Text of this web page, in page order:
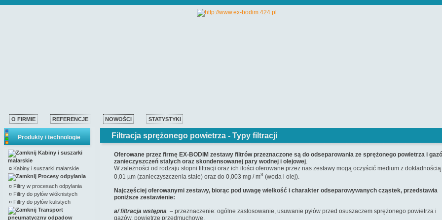
O FIRMIE REFERENCJE NOWOŚCI STATYSTYKI
Produkty i technologie
Kabiny i suszarki
malarskie
¤ Kabiny i suszarki malarskie
Procesy odpylania
¤ Filtry w procesach odpylania
¤ Filtry do pyłów włóknistych
¤ Filtry do pyłów kulistych
Transport
pneumatyczny odpadow
Filtracja sprężonego powietrza - Typy filtracji
Oferowane przez firmę EX-BODIM zestawy filtrów przeznaczone są do odseparowania ze sprężonego powietrza i
zanieczyszczeń stałych oraz skondensowanej pary wodnej i olejowej.
W zależności od rodzaju stopni filtracji oraz ich ilości oferowane przez nas zestawy mogą oczyścić medium z
0,01 µm (zanieczyszczenia stałe) oraz do 0,003 mg / m3 (woda i olej).
Najczęściej oferowanymi zestawy, biorąc pod uwagę wielkość i charakter odseparowywanych cząstek, przedstawia
poniższe zestawienie:
a/ filtracja wstępna – przeznaczenie: ogólne zastosowanie, usuwanie pyłów przed osuszaczem sprężonego powietrza i
gazów, powietrze przedmuchowe.